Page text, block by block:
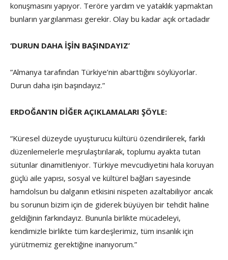
konuşmasını yapıyor. Teröre yardım ve yataklık yapmaktan
bunların yargılanması gerekir. Olay bu kadar açık ortadadır
‘DURUN DAHA İŞİN BAŞINDAYIZ’
”Almanya tarafından Türkiye’nin abarttığını söylüyorlar.
Durun daha işin başındayız.”
ERDOĞAN’IN DİĞER AÇIKLAMALARI ŞÖYLE:
“Küresel düzeyde uyuşturucu kültürü özendirilerek, farklı
düzenlemelerle meşrulaştırılarak, toplumu ayakta tutan
sütunlar dinamitleniyor. Türkiye mevcudiyetini hala koruyan
güçlü aile yapısı, sosyal ve kültürel bağları sayesinde
hamdolsun bu dalganın etkisini nispeten azaltabiliyor ancak
bu sorunun bizim için de giderek büyüyen bir tehdit haline
geldiğinin farkındayız. Bununla birlikte mücadeleyi,
kendimizle birlikte tüm kardeşlerimiz, tüm insanlık için
yürütmemiz gerektiğine inanıyorum.”